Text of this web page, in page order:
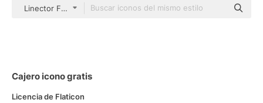
Linector Flat Gradient
Cajero icono gratis
Licencia de Flaticon